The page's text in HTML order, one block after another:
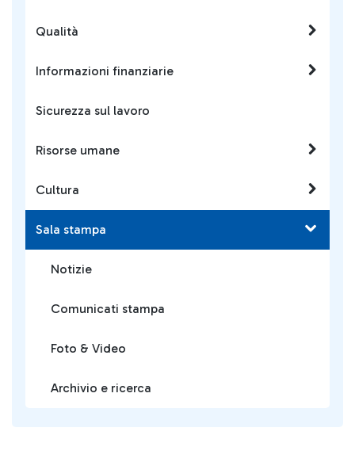
Qualità
Informazioni finanziarie
Sicurezza sul lavoro
Risorse umane
Cultura
Sala stampa
Notizie
Comunicati stampa
Foto & Video
Archivio e ricerca